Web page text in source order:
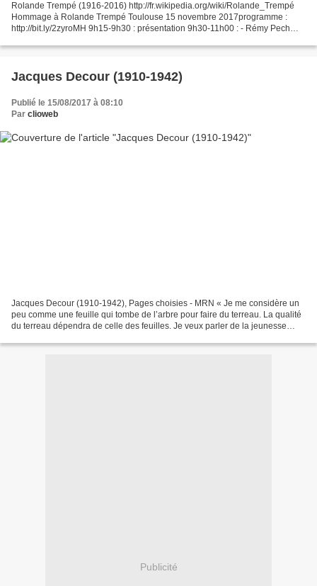
Rolande Trempé (1916-2016) http://fr.wikipedia.org/wiki/Rolande_Trempé
Hommage à Rolande Trempé Toulouse 15 novembre 2017programme :
http://bit.ly/2zyroMH 9h15-9h30 : présentation 9h30-11h00 : - Rémy Pech
Jacques Decour (1910-1942)
Publié le 15/08/2017 à 08:10
Par clioweb
Jacques Decour (1910-1942), Pages choisies - MRN « Je me considère un
peu comme une feuille qui tombe de l’arbre pour faire du terreau. La qualité
du terreau dépendra de celle des feuilles. Je veux parler de la jeunesse
Publicité